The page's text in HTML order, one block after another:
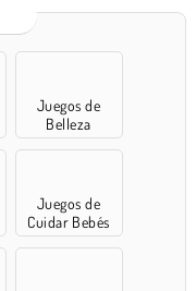
Juegos de
Belleza
Juegos de
Cuidar Bebés